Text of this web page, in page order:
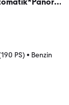
PS) • Benzin